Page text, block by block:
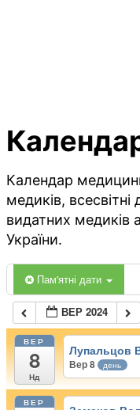
Календар
медиків,
видатних медиків
України.
Пам'ятні дати
ВЕР 2024
ВЕР
8
Нд
Лупальцов
Вер 8 день
ВЕР